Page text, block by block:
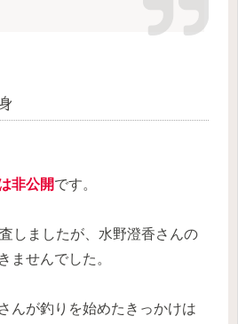
非公開です。
しましたが、水野澄香さんの
ませんでした。
んが釣りを始めたきっかけは